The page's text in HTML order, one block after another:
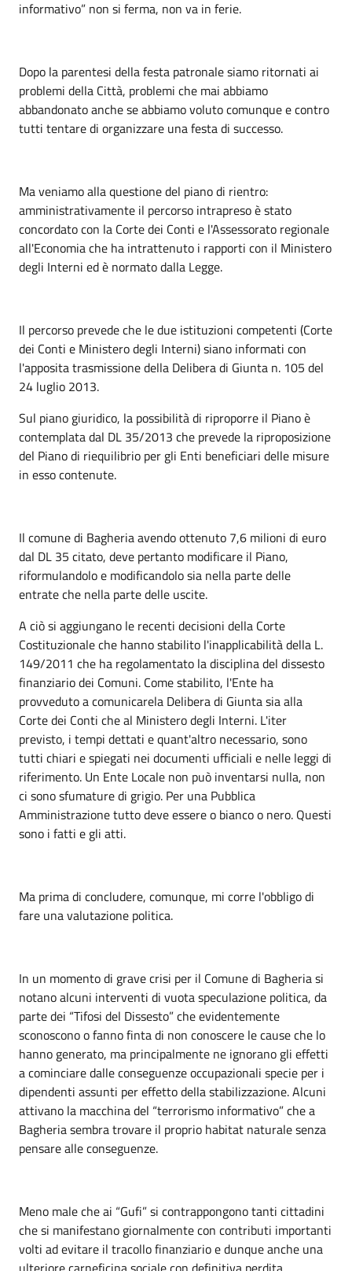
informativo” non si ferma, non va in ferie.
Dopo la parentesi della festa patronale siamo ritornati ai
problemi della Città, problemi che mai abbiamo
abbandonato anche se abbiamo voluto comunque e contro
tutti tentare di organizzare una festa di successo.
Ma veniamo alla questione del piano di rientro:
amministrativamente il percorso intrapreso è stato
concordato con la Corte dei Conti e l'Assessorato regionale
all'Economia che ha intrattenuto i rapporti con il Ministero
degli Interni ed è normato dalla Legge.
Il percorso prevede che le due istituzioni competenti (Corte
dei Conti e Ministero degli Interni) siano informati con
l'apposita trasmissione della Delibera di Giunta n. 105 del
24 luglio 2013.
Sul piano giuridico, la possibilità di riproporre il Piano è
contemplata dal DL 35/2013 che prevede la riproposizione
del Piano di riequilibrio per gli Enti beneficiari delle misure
in esso contenute.
Il comune di Bagheria avendo ottenuto 7,6 milioni di euro
dal DL 35 citato, deve pertanto modificare il Piano,
riformulandolo e modificandolo sia nella parte delle
entrate che nella parte delle uscite.
A ciò si aggiungano le recenti decisioni della Corte
Costituzionale che hanno stabilito l'inapplicabilità della L.
149/2011 che ha regolamentato la disciplina del dissesto
finanziario dei Comuni. Come stabilito, l'Ente ha
provveduto a comunicarela Delibera di Giunta sia alla
Corte dei Conti che al Ministero degli Interni. L'iter
previsto, i tempi dettati e quant'altro necessario, sono
tutti chiari e spiegati nei documenti ufficiali e nelle leggi di
riferimento. Un Ente Locale non può inventarsi nulla, non
ci sono sfumature di grigio. Per una Pubblica
Amministrazione tutto deve essere o bianco o nero. Questi
sono i fatti e gli atti.
Ma prima di concludere, comunque, mi corre l'obbligo di
fare una valutazione politica.
In un momento di grave crisi per il Comune di Bagheria si
notano alcuni interventi di vuota speculazione politica, da
parte dei “Tifosi del Dissesto” che evidentemente
sconoscono o fanno finta di non conoscere le cause che lo
hanno generato, ma principalmente ne ignorano gli effetti
a cominciare dalle conseguenze occupazionali specie per i
dipendenti assunti per effetto della stabilizzazione. Alcuni
attivano la macchina del “terrorismo informativo” che a
Bagheria sembra trovare il proprio habitat naturale senza
pensare alle conseguenze.
Meno male che ai “Gufi” si contrappongono tanti cittadini
che si manifestano giornalmente con contributi importanti
volti ad evitare il tracollo finanziario e dunque anche una